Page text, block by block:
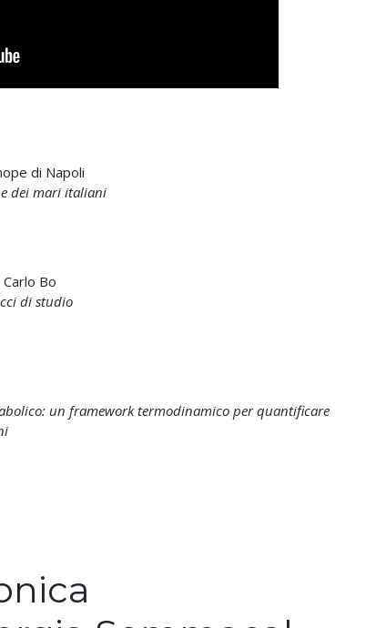
di Napoli
dei mari italiani
Bo
di studio
un framework termodinamico per quantificare